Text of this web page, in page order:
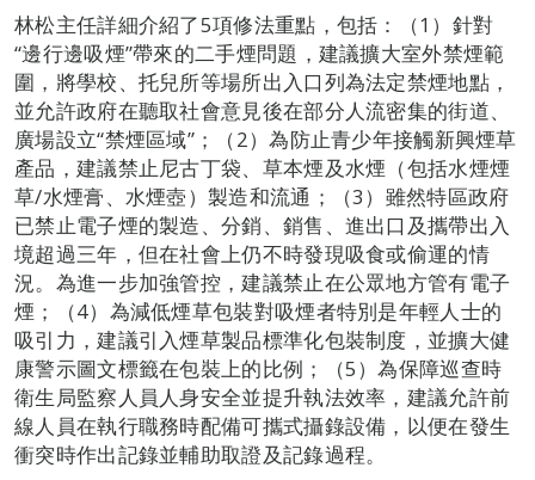
林松主任詳細介紹了5項修法重點，包括：（1）針對
“邊行邊吸煙”帶來的二手煙問題，建議擴大室外禁煙範
圍，將學校、托兒所等場所出入口列為法定禁煙地點，
並允許政府在聽取社會意見後在部分人流密集的街道、
廣場設立“禁煙區域”；（2）為防止青少年接觸新興煙草
產品，建議禁止尼古丁袋、草本煙及水煙（包括水煙煙
草/水煙膏、水煙壺）製造和流通；（3）雖然特區政府
已禁止電子煙的製造、分銷、銷售、進出口及攜帶出入
境超過三年，但在社會上仍不時發現吸食或偷運的情
況。為進一步加強管控，建議禁止在公眾地方管有電子
煙；（4）為減低煙草包裝對吸煙者特別是年輕人士的
吸引力，建議引入煙草製品標準化包裝制度，並擴大健
康警示圖文標籤在包裝上的比例；（5）為保障巡查時
衛生局監察人員人身安全並提升執法效率，建議允許前
線人員在執行職務時配備可攜式攝錄設備，以便在發生
衝突時作出記錄並輔助取證及記錄過程。